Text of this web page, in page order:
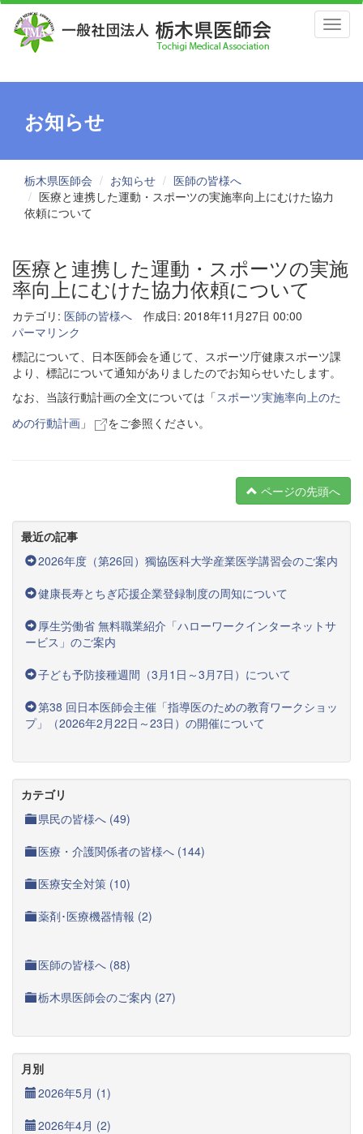
お知らせ
栃木県医師会 お知らせ
医師の皆様へ
医療と連携した運動・スポーツの実施率向上にむけた協力
依頼について
医療と連携した運動・スポーツの実施
率向上にむけた協力依頼について
カテゴリ: 医師の皆様へ
作成日: 2018年11月27日 00:00
パーマリンク
標記について、日本医師会を通じて、スポーツ庁健康スポーツ課
より、標記について通知がありましたのでお知らせいたします。
なお、当該行動計画の全文については「スポーツ実施率向上のた
めの行動計画 」 をご参照ください。
ページの先頭へ
最近の記事
2026年度（第26回）獨協医科大学産業医学講習会のご案内
健康長寿とちぎ応援企業登録制度の周知について
厚生労働省 無料職業紹介「ハローワークインターネットサ
ービス」のご案内
子ども予防接種週間（3月1日～3月7日）について
第38 回日本医師会主催「指導医のための教育ワークショッ
プ」（2026年2月22日～23日）の開催について
カテゴリ
県民の皆様へ (49)
医療・介護関係者の皆様へ (144)
医療安全対策 (10)
薬剤･医療機器情報 (2)
医師の皆様へ (88)
栃木県医師会のご案内 (27)
月別
2026年5月 (1)
2026年4月 (2)